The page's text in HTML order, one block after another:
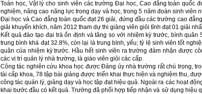
Toán học, Vật lý cho sinh viên các trường Đại học, Cao đẳng toàn quốc
nghiệm, nâng cao năng lực trong dạy và học, trong 5 năm đoàn sinh viên
Đại học và Cao đẳng toàn quốc đạt 26 giải, đứng đầu các trường cao
giải khuyến khích, năm 2012 tham dự thi giảng viên giỏi tỉnh đạt 01 giải
Kết quả đào tạo đại trà ổn định và tăng so với nhiệm kỳ trước, bình
trung bình khá đạt 32.8%, còn lại là trung bình, yếu; tỷ lệ sinh viên tốt
quân của nhiệm kỳ trước. Hầu hết sinh viên ra trường đảm nhận được
các vị trí quản lý nhà trường, là giáo viên giỏi các cấp.
Công tác nghiên cứu khoa học được Đảng ủy nhà trường rất chú trọng,
tài cấp khoa, 78 tập bài giảng được triển khai thực hiện và nghiệm thu,
công tác quản lý, giảng dạy và học tập đạt hiệu quả. Ngoài ra các hoạt
khai bước đầu có kết quả. Trường đã phối hợp tiếp nhận và sử dụng hiệu